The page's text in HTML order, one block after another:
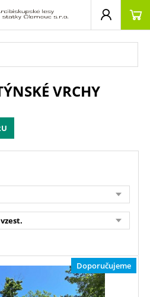
VRCHY
Doporučujeme